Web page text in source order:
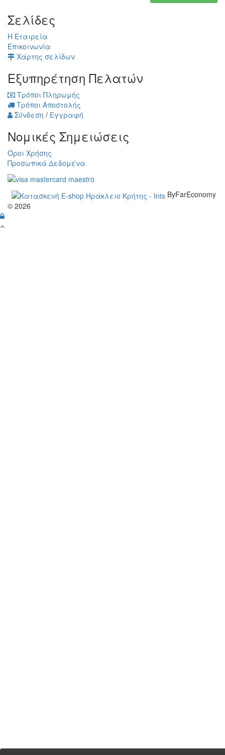
Σελίδες
Η Εταιρεία
Επικοινωνία
Χάρτης σελίδων
Εξυπηρέτηση Πελατών
Τρόποι Πληρωμής
Τρόποι Αποστολής
Σύνδεση / Εγγραφή
Νομικές Σημειώσεις
Όροι Χρήσης
Προσωπικά Δεδομένα
ByFarEconomy
© 2026